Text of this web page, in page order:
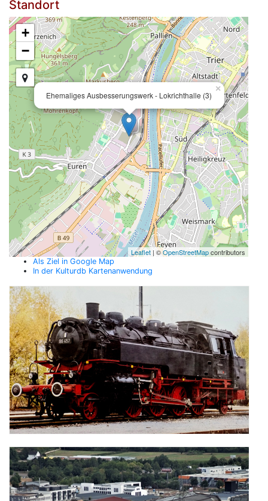
Standort
Ehemaliges Ausbesserungswerk - Lokrichthalle (3)
×
+
−
Leaflet | ©OpenStreetMapcontributors
Als Ziel in Google Map
In der Kulturdb Kartenanwendung